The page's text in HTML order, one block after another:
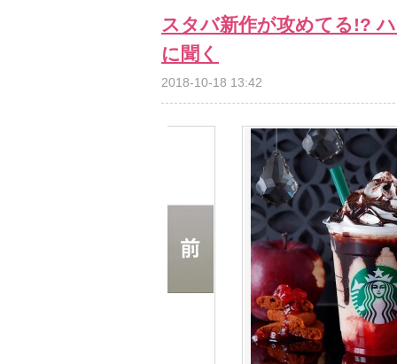
スタバ新作が攻めてる!?
に聞く
2018-10-18 13:42